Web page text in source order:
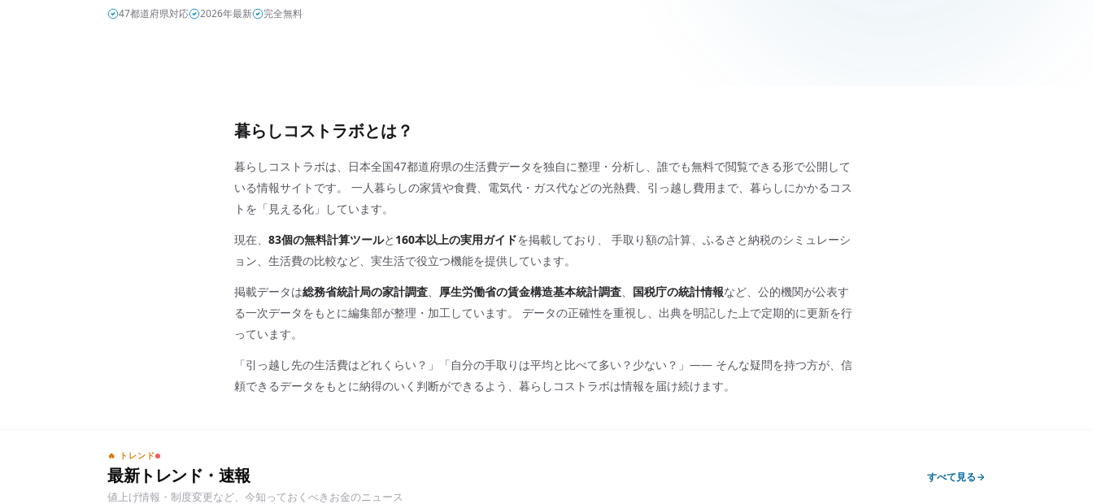
47都道府県対応 2026年最新 完全無料
暮らしコストラボとは？
暮らしコストラボは、日本全国47都道府県の生活費データを独自に整理・分析し、誰でも無料で閲覧できる形で公開して
いる情報サイトです。 一人暮らしの家賃や食費、電気代・ガス代などの光熱費、引っ越し費用まで、暮らしにかかるコス
トを「見える化」しています。
現在、 83個の無料計算ツールと 160本以上の実用ガイドを掲載しており、 手取り額の計算、ふるさと納税のシミュレーシ
ョン、生活費の比較など、実生活で役立つ機能を提供しています。
掲載データは総務省統計局の家計調査、 厚生労働省の賃金構造基本統計調査、 国税庁の統計情報など、公的機関が公表す
る一次データをもとに編集部が整理・加工しています。 データの正確性を重視し、出典を明記した上で定期的に更新を行
っています。
「引っ越し先の生活費はどれくらい？」「自分の手取りは平均と比べて多い？少ない？」—— そんな疑問を持つ方が、信
頼できるデータをもとに納得のいく判断ができるよう、暮らしコストラボは情報を届け続けます。
🔥 トレンド
最新トレンド・速報
値上げ情報・制度変更など、今知っておくべきお金のニュース
すべて見る